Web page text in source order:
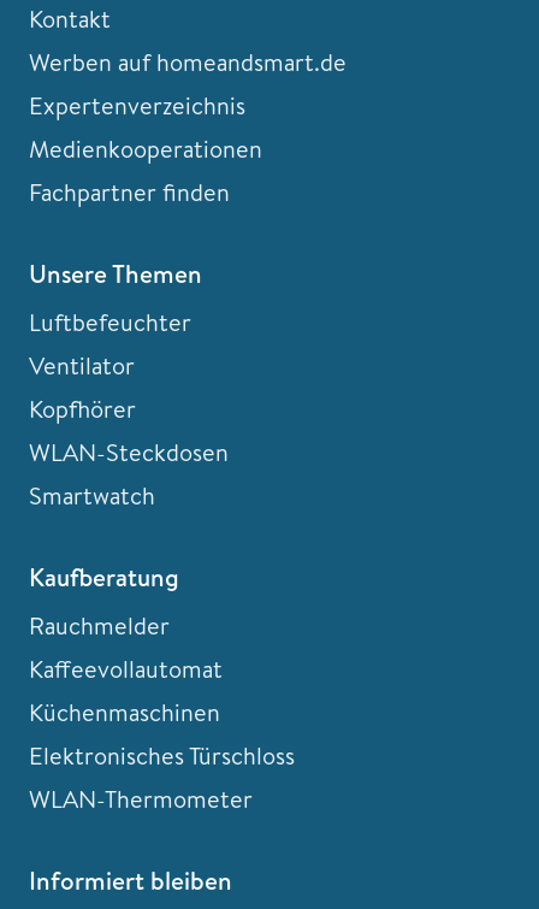
Kontakt
Werben auf homeandsmart.de
Expertenverzeichnis
Medienkooperationen
Fachpartner finden
Unsere Themen
Luftbefeuchter
Ventilator
Kopfhörer
WLAN-Steckdosen
Smartwatch
Kaufberatung
Rauchmelder
Kaffeevollautomat
Küchenmaschinen
Elektronisches Türschloss
WLAN-Thermometer
Informiert bleiben